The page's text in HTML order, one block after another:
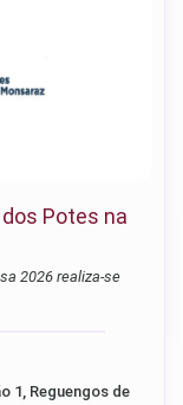
Potes na
2026 realiza-se
1, Reguengos de